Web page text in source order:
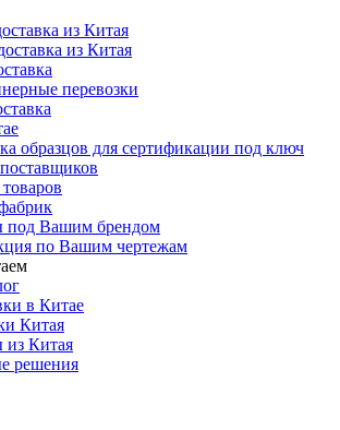
из Китая
из Китая
перевозки
образцов для сертификации под ключ
под Вашим брендом
по Вашим чертежам
в Китае
Китая
из Китая
решения